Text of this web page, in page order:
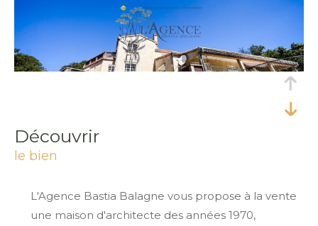
découvrir
le bien
L'Agence Bastia Balagne vous propose à la vente
une maison d'architecte des années 1970,